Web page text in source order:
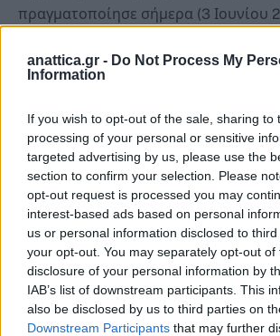
anattica.gr - Do Not Process My
Information
If you wish to opt-out of the sale, sharing to
processing of your personal or sensitive
targeted advertising by us, please use the
section to confirm your selection. Please
opt-out request is processed you may
interest-based ads based on personal
us or personal information disclosed to
your opt-out. You may separately opt-out of
disclosure of your personal information by
IAB’s list of downstream participants. This
also be disclosed by us to third parties on
Downstream Participants that may further
πραγματοποίησε σήμερα (3 Ιουνίου
και χώρους σεΘεσσαλονίκη,
Κατά τη διάρκεια των επιχειρήσεων,
στην Κομοτηνή δύο Έλληνες,
ετών, εις βάρος των οποίων
εντάλματα σύλληψηςαπό τις
Οι συλληφθέντες θα οδηγηθούν στην
Εφετών Κομοτηνής, όπου και θα
διαδικασίες για τηνέκδοσή τους